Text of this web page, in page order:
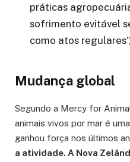
práticas
sofrimento evitável
como atos
Mudança global
Segundo a Mercy for
animais vivos por mar é
ganhou força nos últimos
a atividade. A Nova